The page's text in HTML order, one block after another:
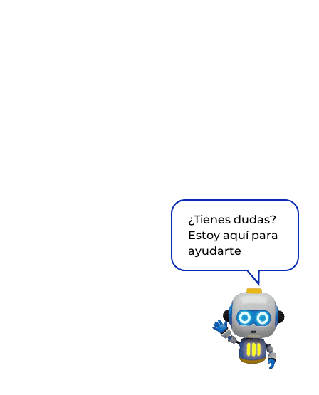
¿Tienes dudas?
Estoy aquí para
ayudarte